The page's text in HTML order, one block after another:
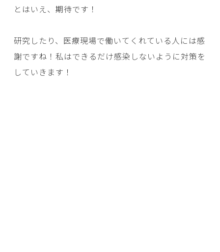
とはいえ、期待です！
研究したり、医療現場で働いてくれている人には感
謝ですね！私はできるだけ感染しないように対策を
していきます！